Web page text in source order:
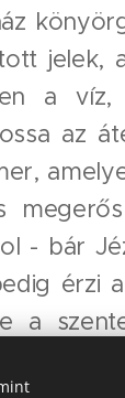
jelek,
a
az
- bár
érzi
a